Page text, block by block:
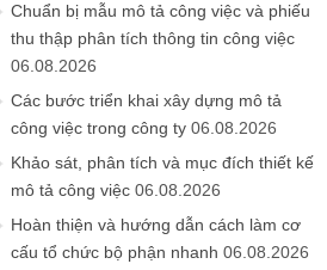
Chuẩn bị mẫu mô tả công việc và phiếu
thu thập phân tích thông tin công việc
06.08.2026
Các bước triển khai xây dựng mô tả
công việc trong công ty 06.08.2026
Khảo sát, phân tích và mục đích thiết kế
mô tả công việc 06.08.2026
Hoàn thiện và hướng dẫn cách làm cơ
cấu tổ chức bộ phận nhanh 06.08.2026